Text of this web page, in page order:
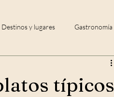
Destinos y lugares Gastronomía
típicos